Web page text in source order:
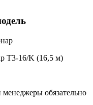
T3-16/K (16,5 м)
обязательно